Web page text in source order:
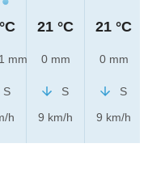
mm
S
h
21 °C
0 mm
S
9 km/h
21 °C
0 mm
S
9 km/h